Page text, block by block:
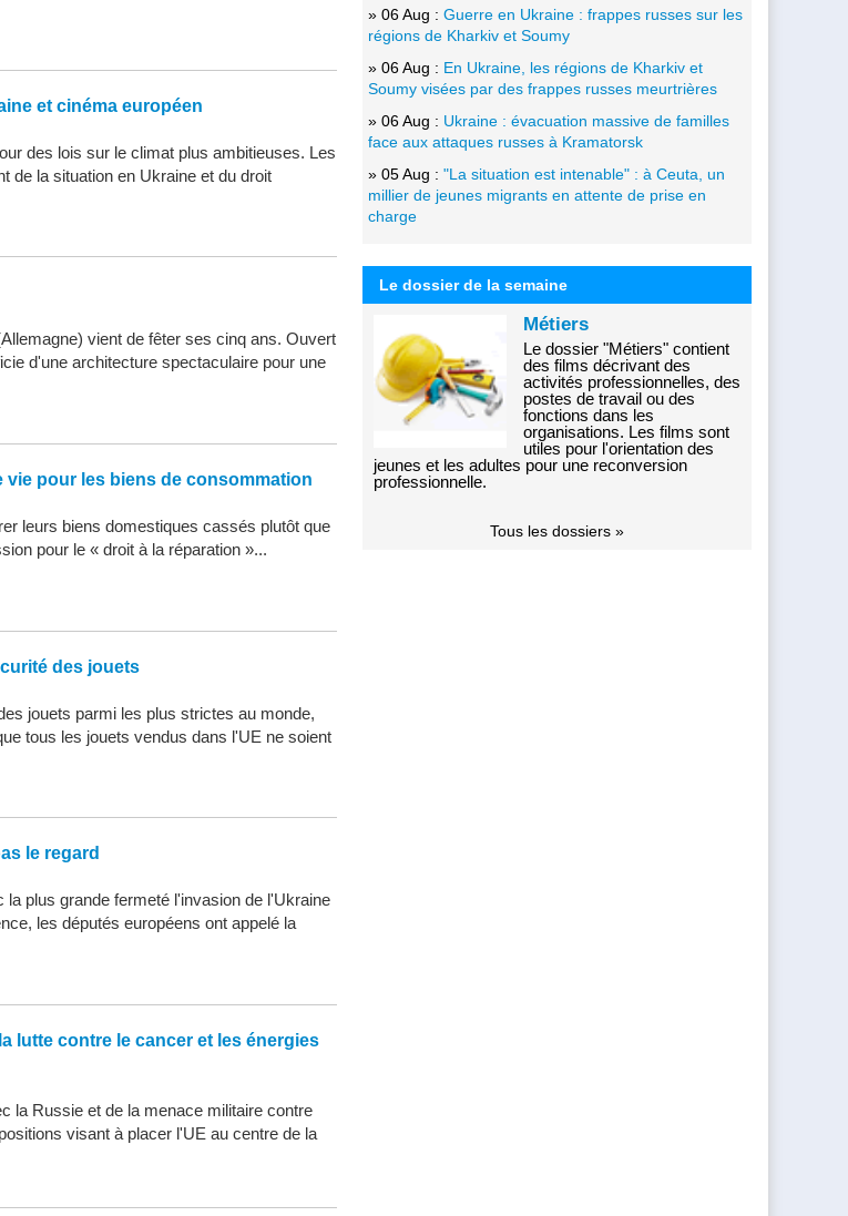
et cinéma européen
des lois sur le climat plus ambitieuses. Les
de la situation en Ukraine et du droit
vient de fêter ses cinq ans. Ouvert
d'une architecture spectaculaire pour une
vie pour les biens de consommation
leurs biens domestiques cassés plutôt que
pour le « droit à la réparation »...
des jouets
jouets parmi les plus strictes au monde,
tous les jouets vendus dans l'UE ne soient
le regard
plus grande fermeté l'invasion de l'Ukraine
les députés européens ont appelé la
lutte contre le cancer et les énergies
la Russie et de la menace militaire contre
visant à placer l'UE au centre de la
» 06 Aug : Guerre en Ukraine : frappes russes sur les
régions de Kharkiv et Soumy
» 06 Aug : En Ukraine, les régions de Kharkiv et
Soumy visées par des frappes russes meurtrières
» 06 Aug : Ukraine : évacuation massive de familles
face aux attaques russes à Kramatorsk
» 05 Aug : "La situation est intenable" : à Ceuta, un
millier de jeunes migrants en attente de prise en
charge
Le dossier de la semaine
Métiers
Le dossier "Métiers" contient
des films décrivant des
activités professionnelles, des
postes de travail ou des
fonctions dans les
organisations. Les films sont
utiles pour l'orientation des
jeunes et les adultes pour une reconversion
professionnelle.
Tous les dossiers »